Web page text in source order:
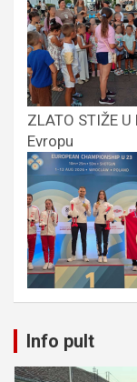
ZLATO STIŽE
Evropu
Info pult